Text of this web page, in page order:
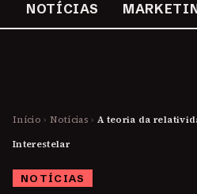
NOTÍCIAS
Início › Notícias › A teoria da
Interestelar
NOTÍCIAS